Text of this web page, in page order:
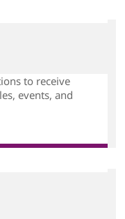
to receive
events, and